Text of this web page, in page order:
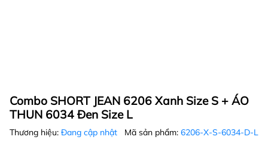
Combo SHORT JEAN 6206 Xanh Size S + ÁO
THUN 6034 Đen Size L
Thương hiệu: Đang cập nhật Mã sản phẩm: 6206-X-S-6034-D-L